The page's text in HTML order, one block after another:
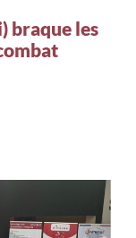
braque les